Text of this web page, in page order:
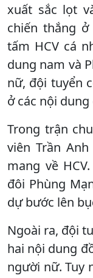
xuất sắc lọt
chiến thắng
tấm HCV cá
dung nam và
nữ, đội tuyển
ở các nội dung
Trong trận
viên Trần
mang về
đôi Phùng
dự bước lên
Ngoài ra, đội
hai nội dung
người nữ. Tuy